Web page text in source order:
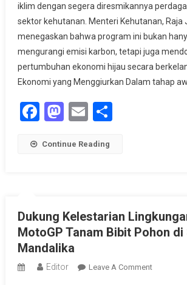
Bakal
Segera
Dimulai,
Besar
Ekonomi
iklim dengan segera diresmikannya
sektor kehutanan. Menteri Kehutanan, Raja
menegaskan bahwa program ini bukan
mengurangi emisi karbon, tetapi juga
pertumbuhan ekonomi hijau secara
Ekonomi yang Menggiurkan Dalam tahap
Facebook
Mastodon
EmailShare
Continue Reading
Dukung Kelestarian
MotoGP Tanam Bibit Pohon
Mandalika
Editor Leave A CommentOn